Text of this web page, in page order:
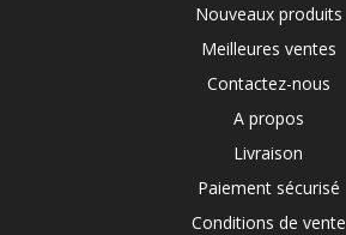
Nouveaux produits
Meilleures ventes
Contactez-nous
A propos
Livraison
Paiement sécurisé
Conditions de vente